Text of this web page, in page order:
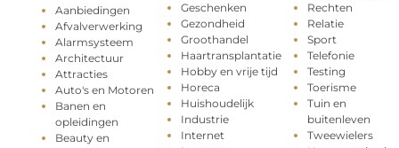
Aanbiedingen
Afvalverwerking
Alarmsysteem
Architectuur
Attracties
Auto's en Motoren
Banen en
opleidingen
Beauty en
Geschenken
Gezondheid
Groothandel
Haartransplantatie
Hobby en vrije tijd
Horeca
Huishoudelijk
Industrie
Internet
Rechten
Relatie
Sport
Telefonie
Testing
Toerisme
Tuin en
buitenleven
Tweewielers